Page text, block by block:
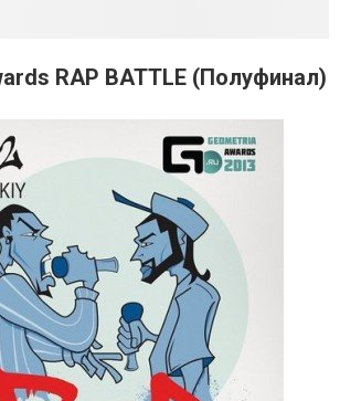
RAP BATTLE (Полуфинал)